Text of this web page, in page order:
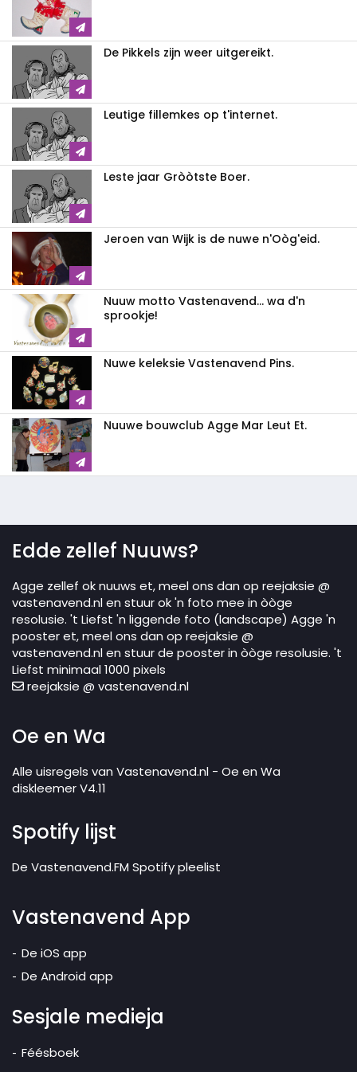
De Pikkels zijn weer uitgereikt.
Leutige fillemkes op t'internet.
Leste jaar Gròòtste Boer.
Jeroen van Wijk is de nuwe n'Oòg'eid.
Nuuw motto Vastenavend... wa d'n
sprookje!
Nuwe keleksie Vastenavend Pins.
Nuuwe bouwclub Agge Mar Leut Et.
Edde zellef Nuuws?
Agge zellef ok nuuws et, meel ons dan op reejaksie @
vastenavend.nl en stuur ok 'n foto mee in òòge
resolusie. 't Liefst 'n liggende foto (landscape) Agge 'n
pooster et, meel ons dan op reejaksie @
vastenavend.nl en stuur de pooster in òòge resolusie. 't
Liefst minimaal 1000 pixels
reejaksie @ vastenavend.nl
Oe en Wa
Alle uisregels van Vastenavend.nl - Oe en Wa
diskleemer V4.11
Spotify lijst
De Vastenavend.FM Spotify pleelist
Vastenavend App
De iOS app
De Android app
Sesjale medieja
Féésboek